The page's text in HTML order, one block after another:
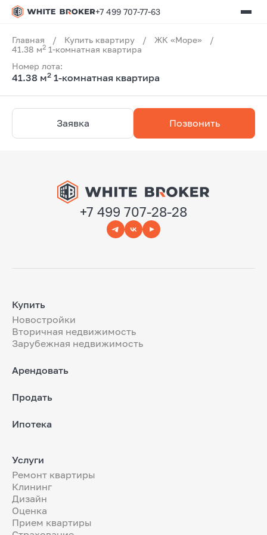
+7 499 707-77-63
Главная / Купить квартиру / ЖК «Море»
/
41.38 м2 1-комнатная квартира
Номер лота:
41.38 м2 1-комнатная квартира
Заявка Позвонить
+7 499 707-28-28
Купить
Новостройки
Вторичная недвижимость
Зарубежная недвижимость
Арендовать
Продать
Ипотека
Услуги
Ремонт квартиры
Клининг
Дизайн
Оценка
Прием квартиры